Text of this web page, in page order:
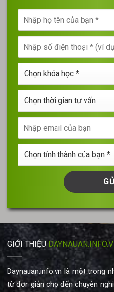
họ
tên
của
bạn
*
số
điện
thoại
khóa
học
thời
gian
tư
vấnemail
của
bạn
tỉnh
GIỚI THIỆU
Daynauan.info.vn là một trong
từ đơn giản cho đến chuyên